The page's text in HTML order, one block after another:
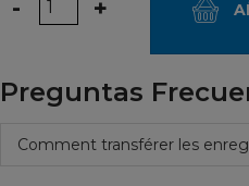
- +
Preguntas
Comment transférer les